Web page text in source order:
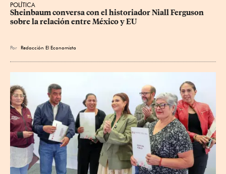
POLÍTICA
Sheinbaum conversa con el historiador Niall Ferguson
sobre la relación entre México y EU
Por Redacción El Economista